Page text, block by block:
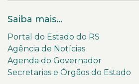
Saiba mais...
Portal do Estado do RS
Agência de Notícias
Agenda do Governador
Secretarias e Órgãos do Estado